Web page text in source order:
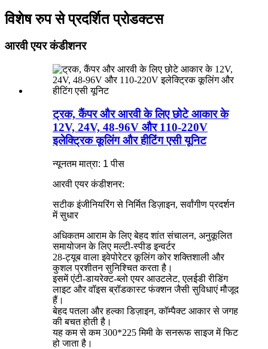
विशेष रुप से प्रदर्शित प्रोडक्टस
आरवी एयर कंडीशनर
ट्रक, कैंपर और आरवी के लिए छोटे आकार के
12V, 24V, 48-96V और 110-220V
इलेक्ट्रिक कूलिंग और हीटिंग एसी यूनिट
न्यूनतम मात्रा: 1 पीस
आरवी एयर कंडीशनर:
सटीक इंजीनियरिंग से निर्मित डिज़ाइन, सर्वांगीण प्रदर्शन
में सुधार
अधिकतम आराम के लिए बेहद शांत संचालन, अनुकूलित
समायोजन के लिए मल्टी-स्पीड इन्वर्टर
28-ट्यूब वाला इवेपोरेटर कूलिंग कोर शक्तिशाली और
कुशल प्रशीतन सुनिश्चित करता है।
इसमें एंटी-डायरेक्ट-ब्लो एयर आउटलेट, एलईडी रीडिंग
लाइट और वॉइस ब्रॉडकास्ट फंक्शन जैसी सुविधाएं मौजूद
हैं।
बेहद पतला और हल्का डिज़ाइन, कॉम्पैक्ट आकार से जगह
की बचत होती है।
यह कम से कम 300*225 मिमी के सनरूफ साइज में फिट
हो जाता है।